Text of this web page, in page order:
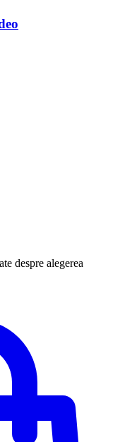
despre alegerea